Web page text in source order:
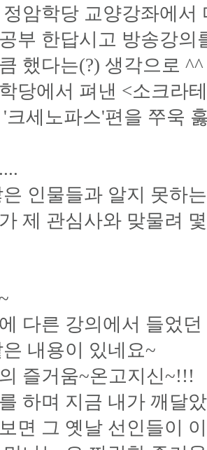
암학당 교양강좌에서
부 한답시고 방송강의
했다는(?) 생각으로 ^^
당에서 펴낸 <소크라
크세노파스'편을 쭈욱
은 인물들과 알지 못하
제 관심사와 맞물려
다른 강의에서 들었
내용이 있네요~
즐거움~온고지신~!!!
하며 지금 내가 깨달
면 그 옛날 선인들이